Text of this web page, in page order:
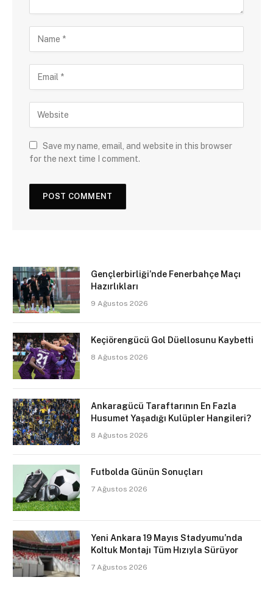
Save my name, email, and website in this browser
for the next time I comment.
Gençlerbirliği’nde Fenerbahçe Maçı
Hazırlıkları
9 Ağustos 2026
Keçiörengücü Gol Düellosunu Kaybetti
8 Ağustos 2026
Ankaragücü Taraftarının En Fazla
Husumet Yaşadığı Kulüpler Hangileri?
8 Ağustos 2026
Futbolda Günün Sonuçları
7 Ağustos 2026
Yeni Ankara 19 Mayıs Stadyumu’nda
Koltuk Montajı Tüm Hızıyla Sürüyor
7 Ağustos 2026